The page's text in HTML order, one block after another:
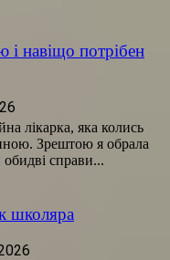
і навіщо потрібен
лікарка, яка колись
Зрештою я обрала
справи...
школяра